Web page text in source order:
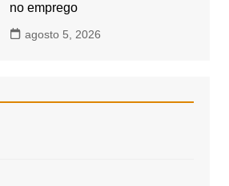
no emprego
agosto 5, 2026